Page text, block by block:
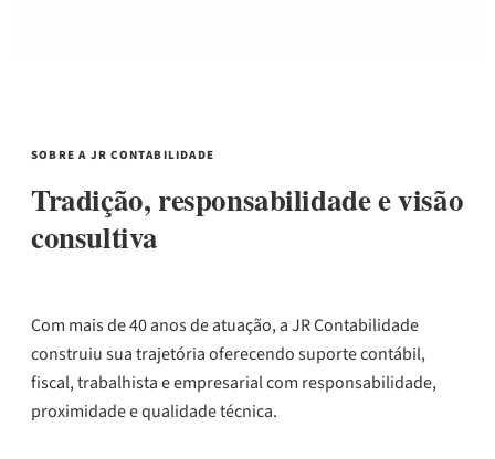
SOBRE A JR CONTABILIDADE
Tradição, responsabilidade e visão
consultiva
Com mais de 40 anos de atuação, a JR Contabilidade
construiu sua trajetória oferecendo suporte contábil,
fiscal, trabalhista e empresarial com responsabilidade,
proximidade e qualidade técnica.